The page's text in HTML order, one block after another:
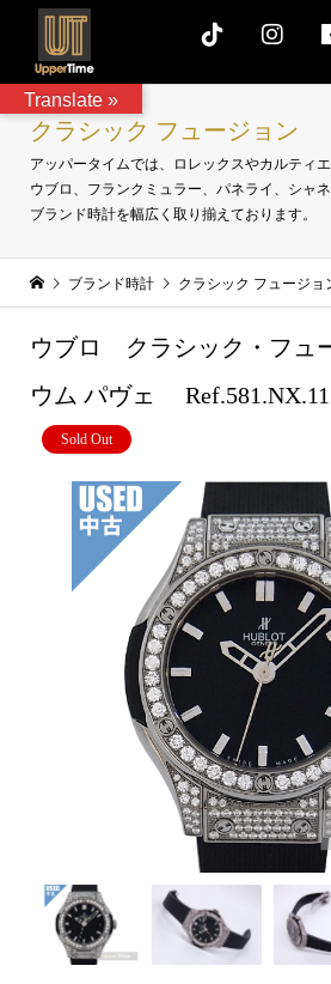
クラシック フュージョン
アッパータイムでは、ロレックスやカルティ
ウブロ、フランクミュラー、パネライ、シャ
ブランド時計を幅広く取り揃えております。
ブランド時計 クラシック フュージョ
ウブロ クラシック・フュ
ウム パヴェ
Sold Out
Translate »